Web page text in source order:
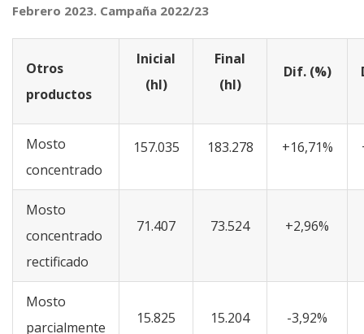
Febrero 2023. Campaña 2022/23
Otros
productos
Inicial
(hl)
Final
(hl)
Dif. (%)
Mosto
concentrado
157.035 183.278 +16,71%
Mosto
concentrado
rectificado
71.407 73.524 +2,96%
Mosto
parcialmente
15.825 15.204 -3,92%